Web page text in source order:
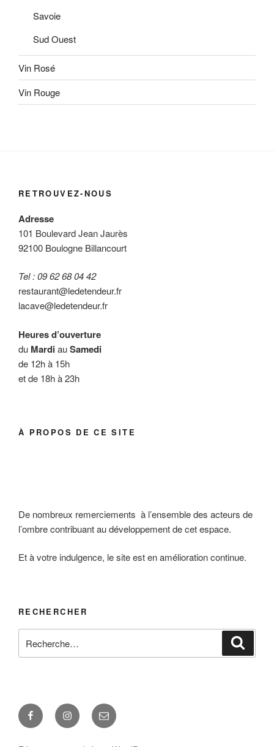
Savoie
Sud Ouest
Vin Rosé
Vin Rouge
RETROUVEZ-NOUS
Adresse
101 Boulevard Jean Jaurès
92100 Boulogne Billancourt
Tel : 09 62 68 04 42
restaurant@ledetendeur.fr
lacave@ledetendeur.fr
Heures d’ouverture
du MardiauSamedi
de 12h à 15h
et de 18h à 23h
À PROPOS DE CE SITE
De nombreux remerciements à l’ensemble des acteurs de
l’ombre contribuant au développement de cet espace.
Et à votre indulgence, le site est en amélioration continue.
RECHERCHER
pour
FacebookInstagramE-
mail